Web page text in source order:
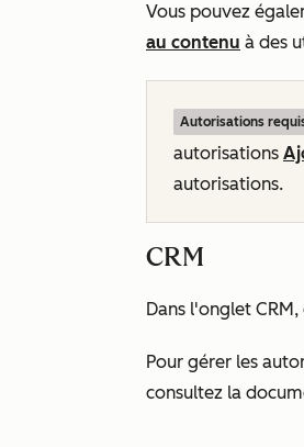
Vous pouvez
au contenu à des
Autorisations
autorisations
autorisations.
CRM
Dans l'onglet CRM,
Pour gérer les
consultez la